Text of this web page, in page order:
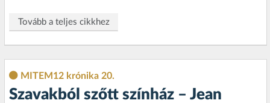
Tovább a teljes cikkhez
MITEM12 krónika 20.
Szavakból szőtt színház – Jean